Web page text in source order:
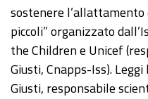
sostenere
piccoli” organizzato
the Children e Unicef
Giusti, Cnapps-Iss). Leggi
Giusti, responsabile